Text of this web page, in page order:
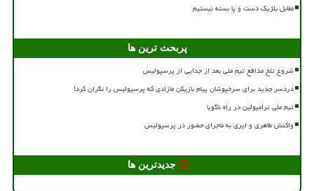
مقابل بلژیک دست و پا بسته نیستیم
پربحث ترین ها
شروع تلخ مدافع تیم ملی بعد از جدایی از پرسپولیس
دردسر جدید برای سرخپوشان پیام بازیکن مازادی که پرسپولیس را نگران کرد!
تیم ملی ترامپولین در راه ناگویا
واکنش طاهری و ایری به ماجرای حضور در پرسپولیس
جدیدترین ها